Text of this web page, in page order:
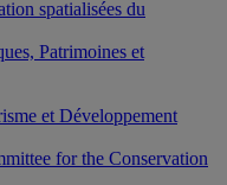
spatialisées du
Patrimoines et
et Développement
for the Conservation